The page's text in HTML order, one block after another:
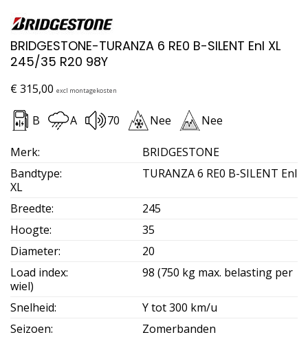
BRIDGESTONE-TURANZA 6 RE0 B-SILENT Enl XL
245/35 R20 98Y
€315,00 excl montagekosten
B A 70 Nee Nee
Merk:
BRIDGESTONE
Bandtype:
TURANZA 6 RE0 B-SILENT Enl
XL
Breedte:
245
Hoogte:
35
Diameter:
20
Load index:
98 (750 kg max. belasting per
wiel)
Snelheid:
Y tot 300 km/u
Seizoen:
Zomerbanden